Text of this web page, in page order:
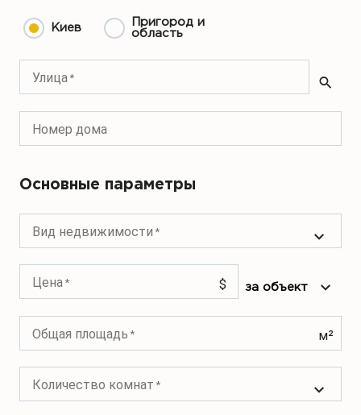
Киев
Пригород и
область
Улица
Номер дома
Основные параметры
Вид недвижимости
Цена $
Общая площадь м²
Количество комнат